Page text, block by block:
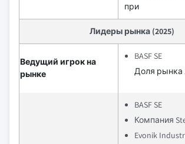
при
Лидеры рынка (2025)
Ведущий игрок на
рынке
BASF SE
Доля рынка
BASF SE
Компания
Evonik